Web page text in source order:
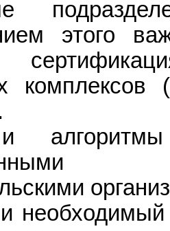
этого